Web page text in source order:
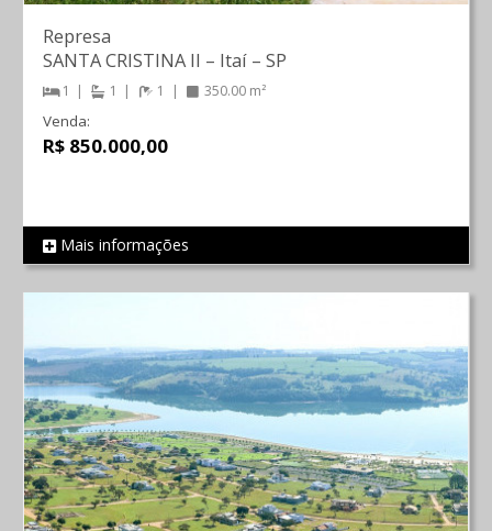
REF 1789
Represa
SANTA CRISTINA II – Itaí – SP
1 1 1 350.00 m²
Venda:
R$ 850.000,00
Mais informações